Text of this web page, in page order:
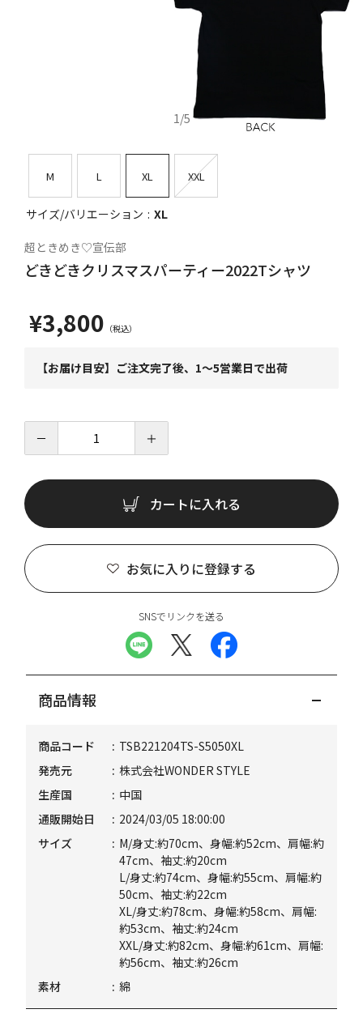
1/5
M L XL XXL
サイズ/バリエーション XL
超ときめき♡宣伝部
どきどきクリスマスパーティー2022Tシャツ
¥3,800
【お届け目安】ご注文完了後、1～5営業日で出荷
－ ＋
カートに入れる
お気に入りに登録する
SNSでリンクを送る
商品情報
商品コード
TSB221204TS-S5050XL
発売元
株式会社WONDER STYLE
生産国
中国
通販開始日
2024/03/05 18:00:00
サイズ
M/身丈:約70cm、身幅:約52cm、肩幅:約
47cm、袖丈:約20cm
L/身丈:約74cm、身幅:約55cm、肩幅:約
50cm、袖丈:約22cm
XL/身丈:約78cm、身幅:約58cm、肩幅:
約53cm、袖丈:約24cm
XXL/身丈:約82cm、身幅:約61cm、肩幅:
約56cm、袖丈:約26cm
素材
綿